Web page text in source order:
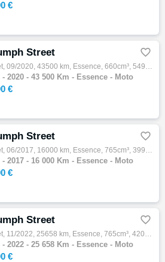
€
Street 
Street, 09/2020, 43500 km, Essence, 660cm³, 5490 € Equipements : Kawa Toulouse propose cette très belle Triumph Street triple S en full ( B…
- 2020 - 43 500 Km - Essence - Moto
€
Street 
Street, 06/2017, 16000 km, Essence, 765cm³, 3990 € Equipements : MOTO ACCIDENTÉE PROCEDURE .RSV ,VENDU SANS GARANTIE POUR PROFESSIONNELS Fr…
- 2017 - 16 000 Km - Essence - Moto
€
Street 
Street, 11/2022, 25658 km, Essence, 765cm³, 4200 € Equipements : TRIUMPH STREET TRIPLE RS Moto accidentée en procédure RSV CADRE ok, MOTEUR…
- 2022 - 25 658 Km - Essence - Moto
€